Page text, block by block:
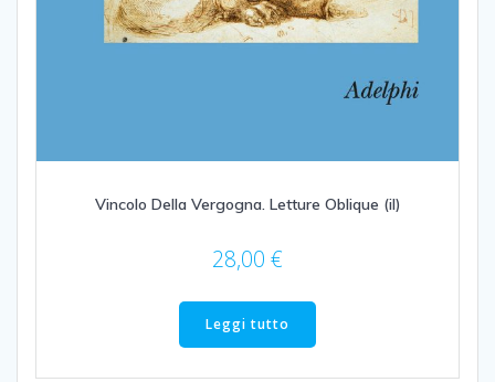
Vincolo Della Vergogna. Letture Oblique (il)
28,00 €
Leggi tutto